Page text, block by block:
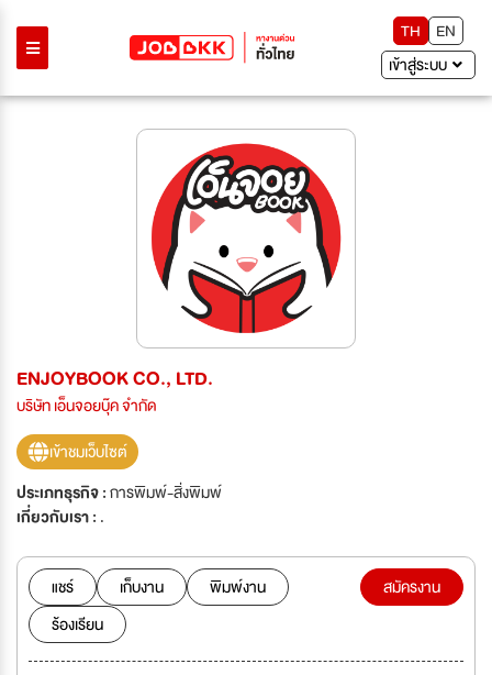
TH
EN
เข้าสู่ระบบ
ENJOYBOOK CO., LTD.
บริษัท เอ็นจอยบุ๊ค จำกัด
เข้าชมเว็บไซต์
ประเภทธุรกิจ :การพิมพ์-สิ่งพิมพ์
เกี่ยวกับเรา : .
แชร์ เก็บงาน
พิมพ์งาน
ร้องเรียน
สมัครงาน